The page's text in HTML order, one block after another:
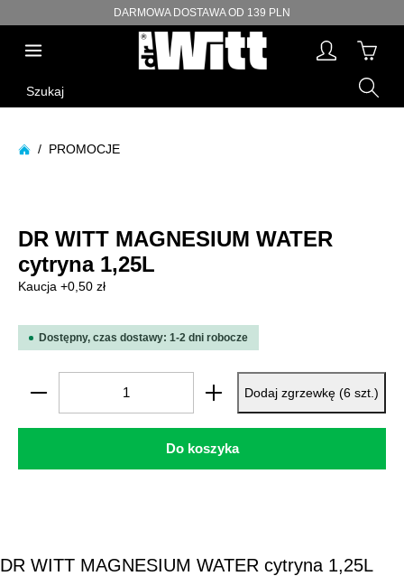
DARMOWA DOSTAWA OD 139 PLN
Szukaj
/ PROMOCJE
DR WITT MAGNESIUM WATER
cytryna 1,25L
Kaucja +0,50 zł
Dostępny, czas dostawy: 1-2 dni robocze
Ilość produktu: Wprowadź żądaną ilość lub użyj
Dodaj zgrzewkę (6 szt.)
Do koszyka
DR WITT MAGNESIUM WATER cytryna 1,25L